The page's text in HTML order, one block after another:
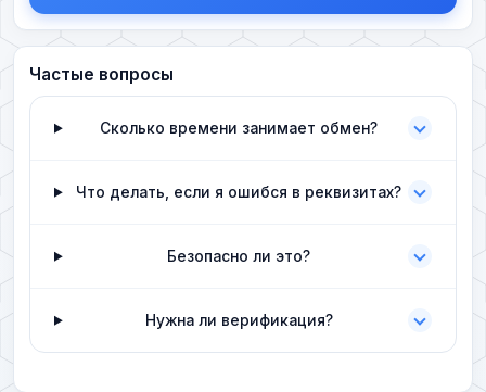
Частые вопросы
Сколько времени занимает обмен?
Что делать, если я ошибся в реквизитах?
Безопасно ли это?
Нужна ли верификация?